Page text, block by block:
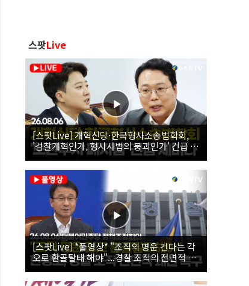
스팟Live
[스팟Live] 개혁신당·한국형사소송법학회,
'검찰개혁인가, 형사사법의 붕괴인가' 긴급 세
미나｜26.08.06
[스팟Live] *풀영상* "조직의 명운 건다는 각
오로 환골탈태 해야"...경찰 조직의 전면적 쇄
신 촉구한 한병도 | 26.08.06 더불어민주당 정
책조정회의